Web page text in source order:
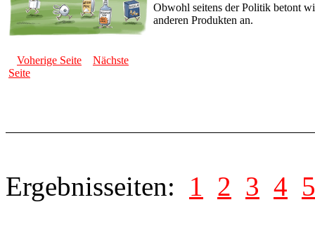
Obwohl seitens der Politik betont
anderen Produkten an.
Voherige Seite
Nächste
Seite
Ergebnisseiten: 1 2 3 4 5